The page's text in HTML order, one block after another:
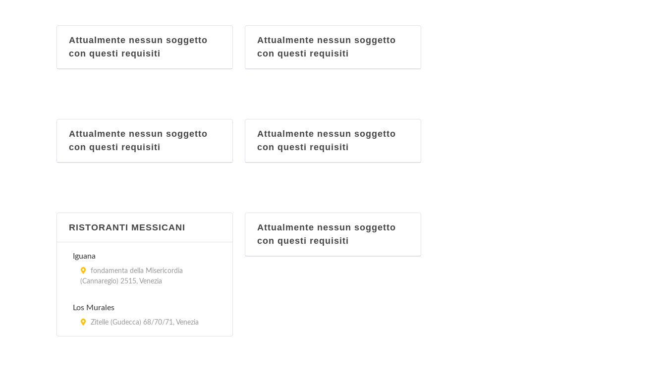
Attualmente nessun soggetto
con questi requisiti
Attualmente nessun soggetto
con questi requisiti
Attualmente nessun soggetto
con questi requisiti
Attualmente nessun soggetto
con questi requisiti
RISTORANTI MESSICANI
Iguana
fondamenta della Misericordia
(Cannaregio) 2515, Venezia
Los Murales
Zitelle (Gudecca) 68/70/71, Venezia
Attualmente nessun soggetto
con questi requisiti